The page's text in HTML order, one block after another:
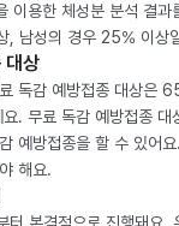
이용한 체성분 분석 결
, 남성의 경우 25% 이상
대상
독감 예방접종 대상은
. 무료 독감 예방접종
예방접종을 할 수 있어
해요.